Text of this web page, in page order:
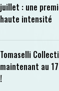
juillet : une
haute intensité
Tomaselli
maintenant au
!